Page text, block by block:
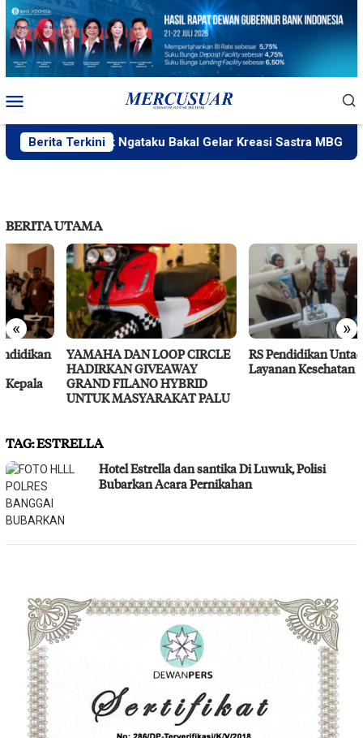
Loncat
konten
Mobile
Berita Terkini
PlakPlik Ngataku Bakal Gelar Kreasi Sastra MBG
BERITA UTAMA
« »
YAMAHA DAN LOOP CIRCLE
HADIRKAN GIVEAWAY
GRAND FILANO HYBRID
UNTUK MASYARAKAT PALU
RS Pendidikan Untad Gelar
Layanan Kesehatan Gratis
TAG:ESTRELLA
Hotel Estrella dan santika Di Luwuk, Polisi
Bubarkan Acara Pernikahan